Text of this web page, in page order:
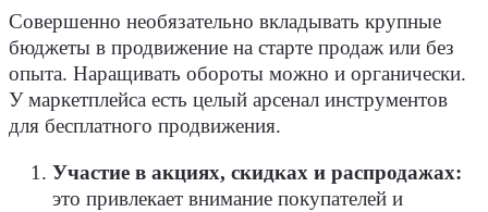
Совершенно необязательно вкладывать крупные
бюджеты в продвижение на старте продаж или без
опыта. Наращивать обороты можно и органически.
У маркетплейса есть целый арсенал инструментов
для бесплатного продвижения.
Участие в акциях, скидках и распродажах:
это привлекает внимание покупателей и